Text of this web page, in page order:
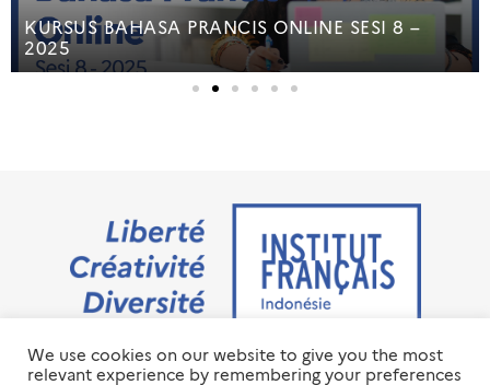
KURSUS BAHASA PRANCIS ONLINE SESI 8 –
2025
Jalan M.H. Thamrin No. 20 Jakarta Pusat 10350
+6221 23 55 79 00
We use cookies on our website to give you the most
relevant experience by remembering your preferences